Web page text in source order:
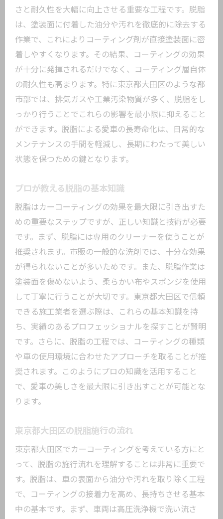
さと耐久性を大幅に向上させる重要な工程です。脱脂
は、塗装面に付着した油分や汚れを徹底的に除去する
作業で、これによりコーティング剤が直接塗装面に密
着しやすくなります。その結果、コーティングの効果
が十分に発揮されるだけでなく、コーティング層自体
の耐久性も高まります。特に東京都大田区のような都
市部では、排気ガスや工業汚染物質が多く、脱脂をし
っかり行うことでこれらの影響を最小限に抑えること
ができます。脱脂による愛車の長寿命化は、日常的な
メンテナンスの手間を軽減し、長期にわたって美しい
状態を保つための鍵となります。
プロが教える脱脂の基本知識
脱脂はカーコーティングの効果を最大限に引き出すた
めの重要なステップですが、正しい知識と技術が必要
です。まず、脱脂には専用のクリーナーを使うことが
推奨されます。市販の一般的な洗剤では、十分な効果
が得られないことが多いためです。また、脱脂作業は
塗装面を傷めないよう、柔らかい布やスポンジを使用
して丁寧に行うことが大切です。東京都大田区で信頼
できる施工業者を選ぶ際は、これらの基本知識を持
ち、実績のあるプロフェッショナルを探すことが賢明
です。さらに、脱脂の工程では、コーティングの種類
や車の使用環境に合わせたアプローチを取ることが推
奨されます。このようにプロの知識を活用すること
で、愛車の美しさを最大限に引き出すことが可能とな
ります。
東京都大田区の脱脂施行の流れ
東京都大田区でカーコーティングを考えている方にと
って、脱脂の施行流れを理解することは非常に重要で
す。脱脂は、車の表面から油分や汚れを取り除く工程
で、コーティングの接着力を高め、長持ちさせる基本
中の基本です。まず、車両は高圧洗浄機で洗い流さ